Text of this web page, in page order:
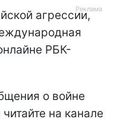
агрессии,
РБК-
о войне
на канале